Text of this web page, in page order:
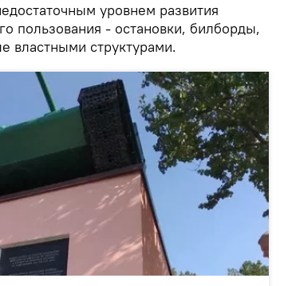
уровнем развития
пользования - остановки, билборды,
властными структурами.